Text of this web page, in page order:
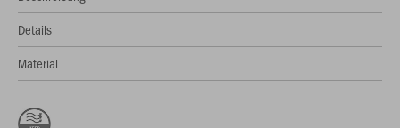
Details
Material